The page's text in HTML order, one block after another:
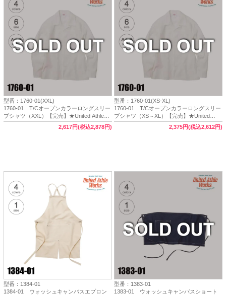
型番：1760-01(XXL)
1760-01 T/Cオープンカラーロングスリー
ブシャツ（XXL）【完売】★United Athle
Works
2,617円(税込2,878円)
型番：1760-01(XS-XL)
1760-01 T/Cオープンカラーロングスリー
ブシャツ（XS～XL）【完売】★United
Athle Works
2,375円(税込2,612円)
型番：1384-01
1384-01 ウォッシュキャンバスエプロン
型番：1383-01
1383-01 ウォッシュキャンバスショート